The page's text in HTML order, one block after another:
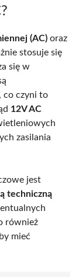
(AC) oraz
stosuje się
się w
co czyni to
12V AC
zasilania
jest
techniczną
również
mieć